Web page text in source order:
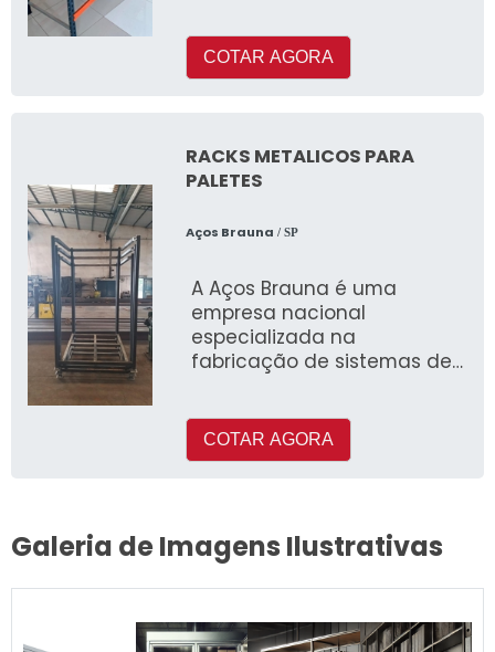
COTAR AGORA
RACKS METALICOS PARA
PALETES
Aços Brauna / SP
A Aços Brauna é uma
empresa nacional
especializada na
fabricação de sistemas de
paletes
COTAR AGORA
Galeria de Imagens Ilustrativas